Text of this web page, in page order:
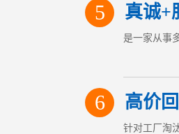
5 真诚+
是一家从事
6 高价
针对工厂淘